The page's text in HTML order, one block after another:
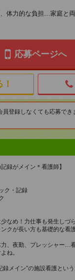
体力的な負担…家庭と
応募ページへ
員登録しなくても応募でき
録がメイン＊看護師】
ク・記録
なめ！力仕事も発生しづ
クが長い方も基礎的な看
、夜勤、プレッシャー…
ね。
メイン”の施設看護とい